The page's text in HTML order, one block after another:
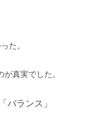
た。
真実でした。
バランス」